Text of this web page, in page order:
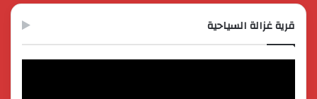
قرية غزالة السياحية